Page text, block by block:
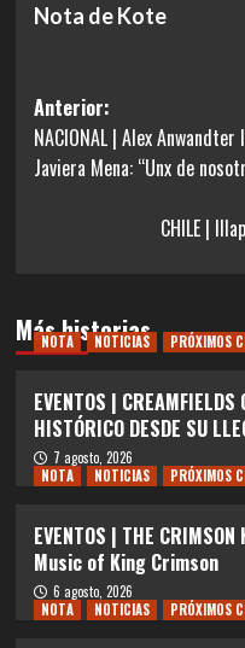
Nota de Kote
Navegación
de
entradas
Anterior:
NACIONAL | Alex
Javiera Mena: “Unx de
CHILE |
Más historias
NOTA NOTICIAS PRÓXIMOS
EVENTOS |
HISTÓRICO DESDE SU
7 agosto, 2026
NOTA
NOTICIAS PRÓXIMOS
EVENTOS | THE
Music of King Crimson
6 agosto, 2026
NOTA
NOTICIAS PRÓXIMOS